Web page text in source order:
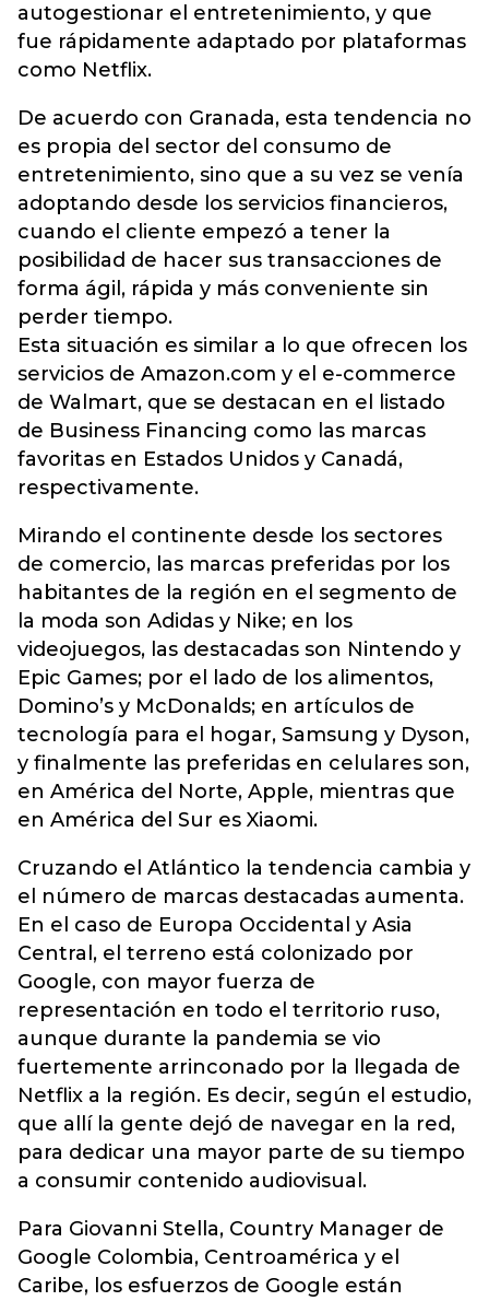
autogestionar el entretenimiento, y que
fue rápidamente adaptado por plataformas
como Netflix.
De acuerdo con Granada, esta tendencia no
es propia del sector del consumo de
entretenimiento, sino que a su vez se venía
adoptando desde los servicios financieros,
cuando el cliente empezó a tener la
posibilidad de hacer sus transacciones de
forma ágil, rápida y más conveniente sin
perder tiempo.
Esta situación es similar a lo que ofrecen los
servicios de Amazon.com y el e-commerce
de Walmart, que se destacan en el listado
de Business Financing como las marcas
favoritas en Estados Unidos y Canadá,
respectivamente.
Mirando el continente desde los sectores
de comercio, las marcas preferidas por los
habitantes de la región en el segmento de
la moda son Adidas y Nike; en los
videojuegos, las destacadas son Nintendo y
Epic Games; por el lado de los alimentos,
Domino’s y McDonalds; en artículos de
tecnología para el hogar, Samsung y Dyson,
y finalmente las preferidas en celulares son,
en América del Norte, Apple, mientras que
en América del Sur es Xiaomi.
Cruzando el Atlántico la tendencia cambia y
el número de marcas destacadas aumenta.
En el caso de Europa Occidental y Asia
Central, el terreno está colonizado por
Google, con mayor fuerza de
representación en todo el territorio ruso,
aunque durante la pandemia se vio
fuertemente arrinconado por la llegada de
Netflix a la región. Es decir, según el estudio,
que allí la gente dejó de navegar en la red,
para dedicar una mayor parte de su tiempo
a consumir contenido audiovisual.
Para Giovanni Stella, Country Manager de
Google Colombia, Centroamérica y el
Caribe, los esfuerzos de Google están